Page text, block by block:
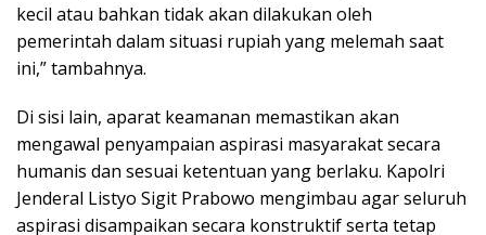
kecil atau bahkan tidak akan dilakukan oleh
pemerintah dalam situasi rupiah yang melemah saat
ini,” tambahnya.
Di sisi lain, aparat keamanan memastikan akan
mengawal penyampaian aspirasi masyarakat secara
humanis dan sesuai ketentuan yang berlaku. Kapolri
Jenderal Listyo Sigit Prabowo mengimbau agar seluruh
aspirasi disampaikan secara konstruktif serta tetap